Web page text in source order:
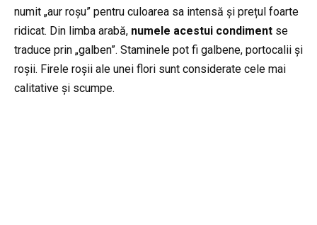
numit „aur roșu” pentru culoarea sa intensă și prețul foarte
ridicat. Din limba arabă, numele acestui condiment se
traduce prin „galben”. Staminele pot fi galbene, portocalii și
roșii. Firele roșii ale unei flori sunt considerate cele mai
calitative și scumpe.